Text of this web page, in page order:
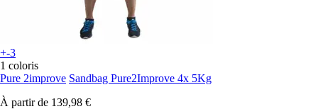
+-3
1 coloris
Pure 2improve Sandbag Pure2Improve 4x 5Kg
À partir de 139,98 €